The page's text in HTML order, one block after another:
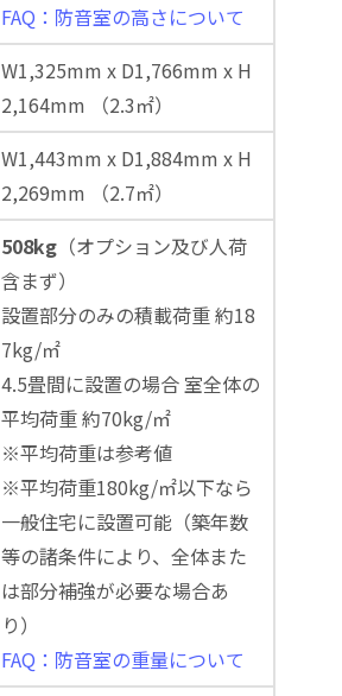
FAQ：防音室の高さについて
W1,325mm x D1,766mm x H
2,164mm （2.3㎡）
W1,443mm x D1,884mm x H
2,269mm （2.7㎡）
508kg （オプション及び人荷
含まず）
設置部分のみの積載荷重 約18
7kg/㎡
4.5畳間に設置の場合 室全体の
平均荷重 約70kg/㎡
※平均荷重は参考値
※平均荷重180kg/㎡以下なら
一般住宅に設置可能（築年数
等の諸条件により、全体また
は部分補強が必要な場合あ
り）
FAQ：防音室の重量について